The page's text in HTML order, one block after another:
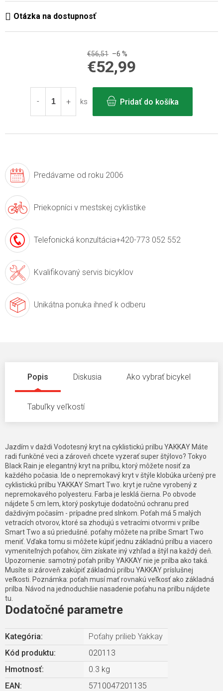
€56,51 –6 %
€52,99
cena:
ks
Pridať do košíka
Predávame od roku 2006
Priekopníci v mestskej cyklistike
Telefonická konzultácia+420-773 052 552
Kvalifikovaný servis bicyklov
Unikátna ponuka ihneď k odberu
Popis Diskusia Ako vybrať bicykel
Tabuľky veľkostí
Jazdím v daždi Vodotesný kryt na cyklistickú prilbu YAKKAY Máte
radi funkčné veci a zároveň chcete vyzerať super štýlovo? Tokyo
Black Rain je elegantný kryt na prilbu, ktorý môžete nosiť za
každého počasia. Ide o nepremokavý kryt v štýle klobúka určený pre
cyklistickú prilbu YAKKAY Smart Two. kryt je ručne vyrobený z
nepremokavého polyesteru. Farba je lesklá čierna. Po obvode
nájdete 5 cm lem, ktorý poskytuje dodatočnú ochranu pred
daždivým počasím - prípadne pred slnkom. Poťah má 5 malých
vetracích otvorov, ktoré sa zhodujú s vetracími otvormi v prilbe
Smart Two a sú priedušné. poťahy môžete na prilbe Smart Two
meniť. Vďaka tomu si môžete kúpiť jednu základnú prilbu a viacero
vymeniteľných poťahov, čím získate iný vzhľad a štýl na každý deň.
Upozornenie: samotný poťah prilby YAKKAY nie je prilba ako taká.
Musíte si zároveň zakúpiť základnú prilbu YAKKAY príslušnej
veľkosti. Poznámka: poťah musí mať rovnakú veľkosť ako základná
prilba. Návod na jednoduchšie nasadenie poťahu na prilbu nájdete
tu.
Dodatočné parametre
Kategória:
Poťahy prilieb Yakkay
Kód produktu:
020113
Hmotnosť:
0.3 kg
EAN : 5710047201135